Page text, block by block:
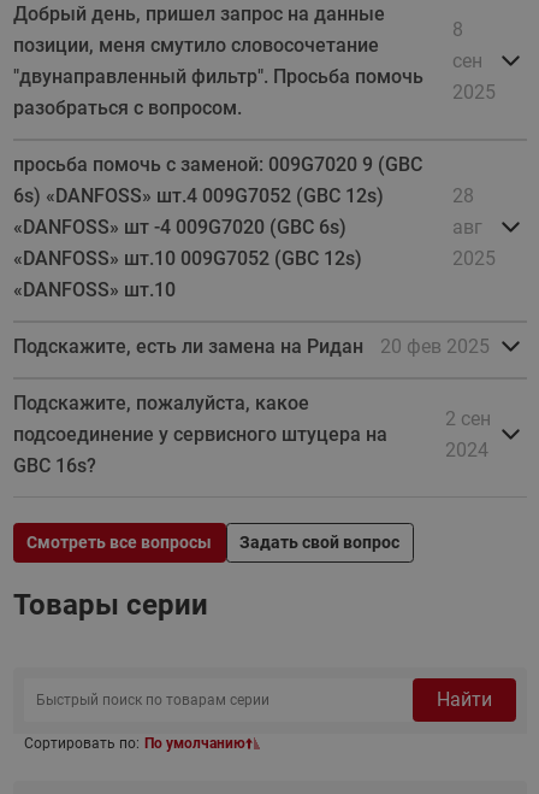
Добрый день, пришел запрос на данные
позиции, меня смутило словосочетание
"двунаправленный фильтр". Просьба помочь
разобраться с вопросом.
8
сен
2025
просьба помочь с заменой: 009G7020 9 (GBC
6s) «DANFOSS» шт.4 009G7052 (GBC 12s)
«DANFOSS» шт -4 009G7020 (GBC 6s)
«DANFOSS» шт.10 009G7052 (GBC 12s)
«DANFOSS» шт.10
28
авг
2025
Подскажите, есть ли замена на Ридан 20 фев 2025
Подскажите, пожалуйста, какое
подсоединение у сервисного штуцера на
GBC 16s?
2 сен
2024
Смотреть все вопросы Задать свой вопрос
Товары серии
Найти
Сортировать по: По умолчанию